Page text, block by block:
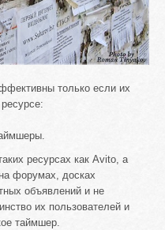
только если их
ресурсах как Avito, а
форумах, досках
объявлений и не
их пользователей и
таймшер.